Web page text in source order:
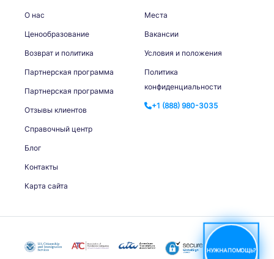
НУЖНА ПОМОЩЬ?
О нас
Ценообразование
Возврат и политика
Партнерская программа
Партнерская программа
Отзывы клиентов
Справочный центр
Блог
Контакты
Карта сайта
Места
Вакансии
Условия и положения
Политика
конфиденциальности
+1 (888) 980-3035